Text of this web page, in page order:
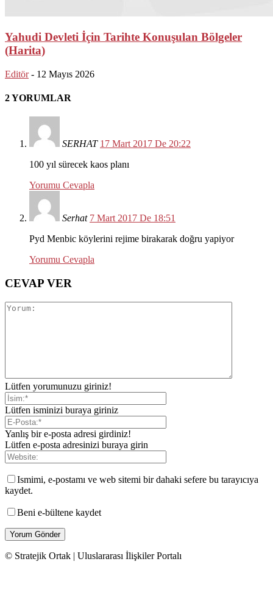
Yahudi Devleti İçin Tarihte Konuşulan Bölgeler
(Harita)
Editör - 12 Mayıs 2026
2 YORUMLAR
SERHAT 17 Mart 2017 De 20:22
100 yıl sürecek kaos planı
Yorumu Cevapla
Serhat 7 Mart 2017 De 18:51
Pyd Menbic köylerini rejime birakarak doğru yapiyor
Yorumu Cevapla
CEVAP VER
Lütfen yorumunuzu giriniz!
Lütfen isminizi buraya giriniz
Yanlış bir e-posta adresi girdiniz!
Lütfen e-posta adresinizi buraya girin
Ismimi, e-postamı ve web sitemi bir dahaki sefere bu tarayıcıya
kaydet.
Beni e-bültene kaydet
© Stratejik Ortak | Uluslararası İlişkiler Portalı